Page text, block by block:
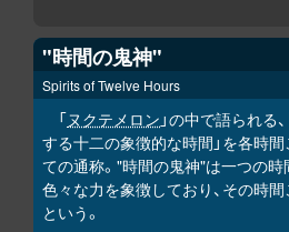
"時間の鬼神"
Spirits of Twelve Hours
「ヌクテメロン 」の中で語られる
する十二の象徴的な時間」を各時
ての通称。"時間の鬼神"は一つの
色々な力を象徴しており、その時
という。